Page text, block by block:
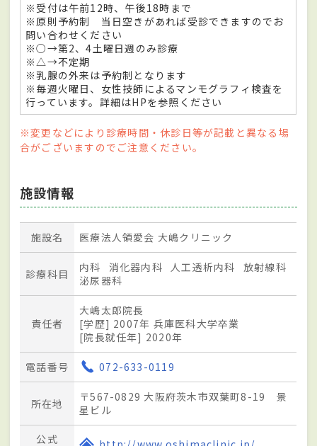
※受付は午前12時、午後18時まで
※原則予約制 当日空きがあれば受診できますのでお
問い合わせください
※○→第2、4土曜日週のみ診療
※△→不定期
※乳腺の外来は予約制となります
※毎週火曜日、女性技師によるマンモグラフィ検査を
行っています。詳細はHPを参照ください
※変更などにより診療時間・休診日等が記載と異なる場
合がございますのでご注意ください。
施設情報
施設名 医療法人領愛会 大嶋クリニック
診療科目 内科 消化器内科 人工透析内科
放射線科
泌尿器科
責任者
大嶋太郎院長
[学歴] 2007年 兵庫医科大学卒業
[院長就任年] 2020年
電話番号 072-633-0119
所在地
〒567-0829 大阪府茨木市双葉町8-19 景
星ビル
公式